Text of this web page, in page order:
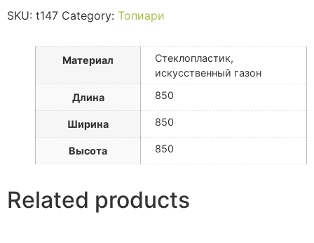
SKU: t147 Category: Топиари
Материал
Стеклопластик,
искусственный газон
Длина 850
Ширина 850
Высота 850
Related products